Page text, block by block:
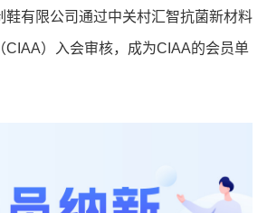
鞋有限公司通过中关村汇智抗菌新材料
CIAA）入会审核，成为CIAA的会员单